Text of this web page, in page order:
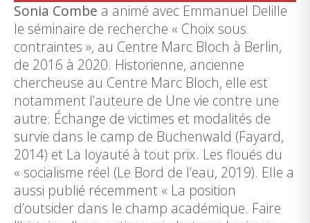
Sonia Combe a animé avec Emmanuel Delille
le séminaire de recherche « Choix sous
contraintes », au Centre Marc Bloch à Berlin,
de 2016 à 2020. Historienne, ancienne
chercheuse au Centre Marc Bloch, elle est
notamment l’auteure de Une vie contre une
autre. Échange de victimes et modalités de
survie dans le camp de Buchenwald (Fayard,
2014) et La loyauté à tout prix. Les floués du
« socialisme réel (Le Bord de l’eau, 2019). Elle a
aussi publié récemment « La position
d’outsider dans le champ académique. Faire